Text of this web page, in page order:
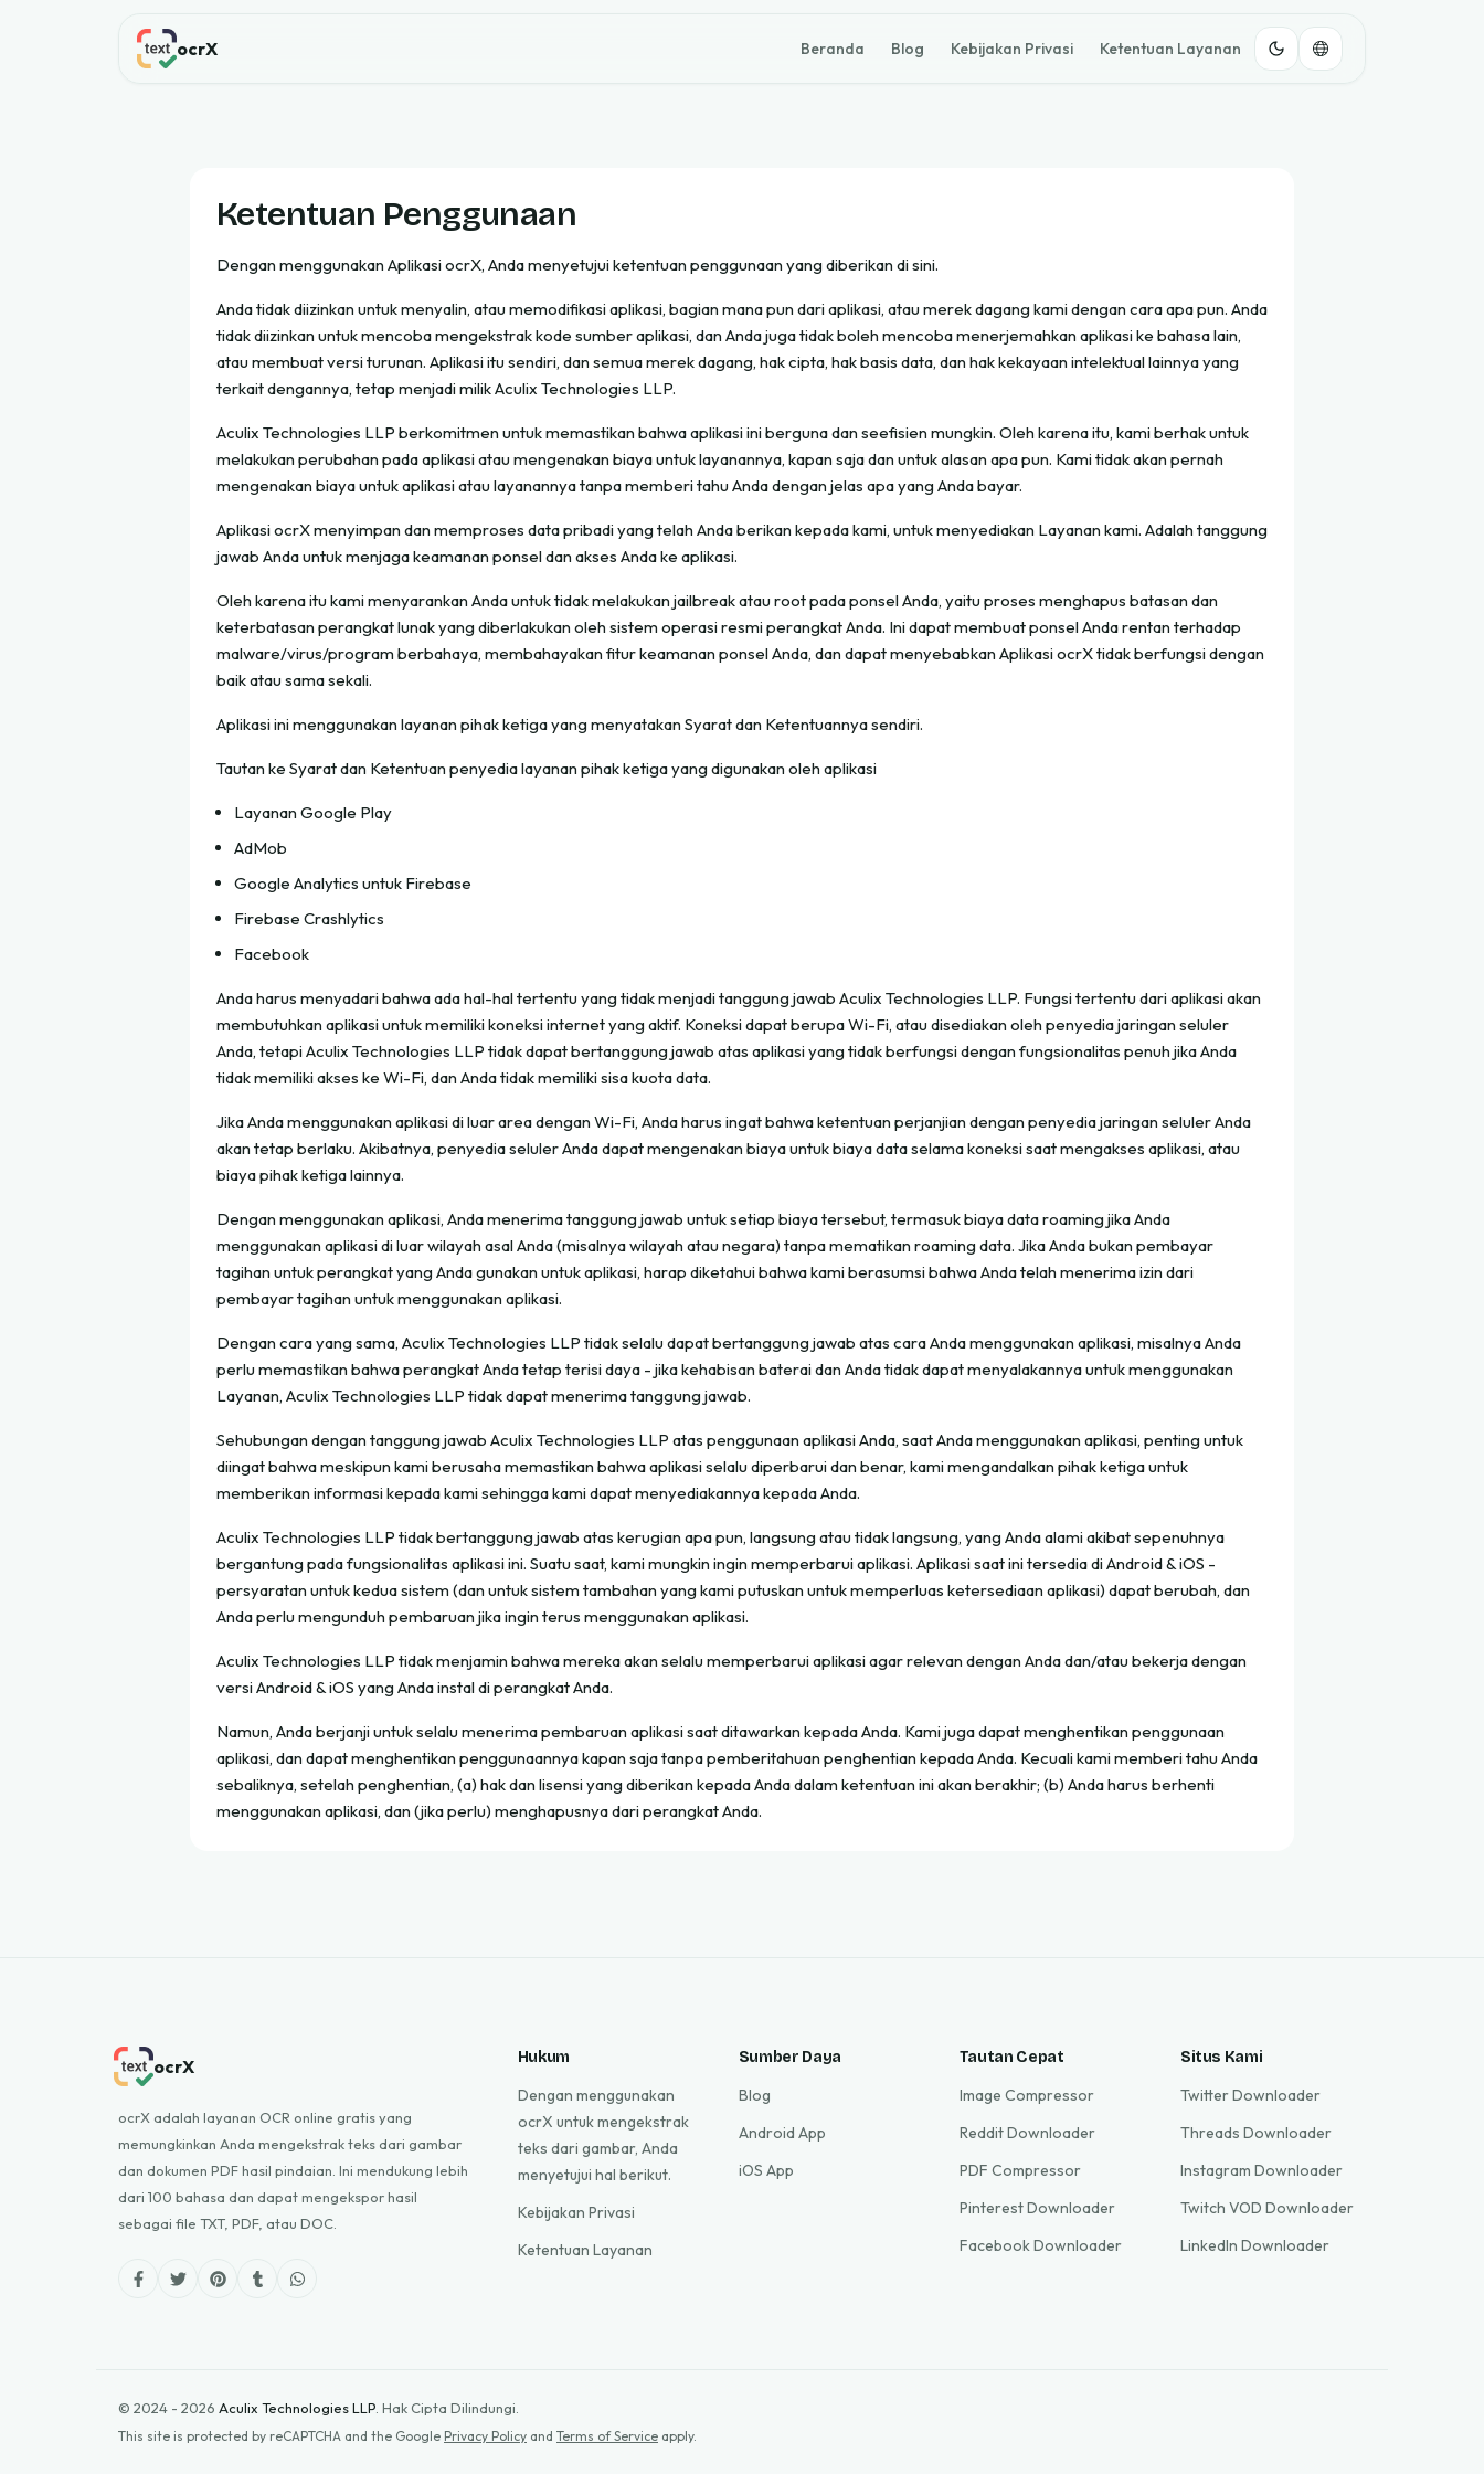
ocrX Beranda Blog Kebijakan Privasi Ketentuan Layanan
Ketentuan Penggunaan
Dengan menggunakan Aplikasi ocrX, Anda menyetujui ketentuan penggunaan yang diberikan di sini.
Anda tidak diizinkan untuk menyalin, atau memodifikasi aplikasi, bagian mana pun dari aplikasi, atau merek dagang kami dengan cara apa pun. Anda
tidak diizinkan untuk mencoba mengekstrak kode sumber aplikasi, dan Anda juga tidak boleh mencoba menerjemahkan aplikasi ke bahasa lain,
atau membuat versi turunan. Aplikasi itu sendiri, dan semua merek dagang, hak cipta, hak basis data, dan hak kekayaan intelektual lainnya yang
terkait dengannya, tetap menjadi milik Aculix Technologies LLP.
Aculix Technologies LLP berkomitmen untuk memastikan bahwa aplikasi ini berguna dan seefisien mungkin. Oleh karena itu, kami berhak untuk
melakukan perubahan pada aplikasi atau mengenakan biaya untuk layanannya, kapan saja dan untuk alasan apa pun. Kami tidak akan pernah
mengenakan biaya untuk aplikasi atau layanannya tanpa memberi tahu Anda dengan jelas apa yang Anda bayar.
Aplikasi ocrX menyimpan dan memproses data pribadi yang telah Anda berikan kepada kami, untuk menyediakan Layanan kami. Adalah tanggung
jawab Anda untuk menjaga keamanan ponsel dan akses Anda ke aplikasi.
Oleh karena itu kami menyarankan Anda untuk tidak melakukan jailbreak atau root pada ponsel Anda, yaitu proses menghapus batasan dan
keterbatasan perangkat lunak yang diberlakukan oleh sistem operasi resmi perangkat Anda. Ini dapat membuat ponsel Anda rentan terhadap
malware/virus/program berbahaya, membahayakan fitur keamanan ponsel Anda, dan dapat menyebabkan Aplikasi ocrX tidak berfungsi dengan
baik atau sama sekali.
Aplikasi ini menggunakan layanan pihak ketiga yang menyatakan Syarat dan Ketentuannya sendiri.
Tautan ke Syarat dan Ketentuan penyedia layanan pihak ketiga yang digunakan oleh aplikasi
Layanan Google Play
AdMob
Google Analytics untuk Firebase
Firebase Crashlytics
Facebook
Anda harus menyadari bahwa ada hal-hal tertentu yang tidak menjadi tanggung jawab Aculix Technologies LLP. Fungsi tertentu dari aplikasi akan
membutuhkan aplikasi untuk memiliki koneksi internet yang aktif. Koneksi dapat berupa Wi-Fi, atau disediakan oleh penyedia jaringan seluler
Anda, tetapi Aculix Technologies LLP tidak dapat bertanggung jawab atas aplikasi yang tidak berfungsi dengan fungsionalitas penuh jika Anda
tidak memiliki akses ke Wi-Fi, dan Anda tidak memiliki sisa kuota data.
Jika Anda menggunakan aplikasi di luar area dengan Wi-Fi, Anda harus ingat bahwa ketentuan perjanjian dengan penyedia jaringan seluler Anda
akan tetap berlaku. Akibatnya, penyedia seluler Anda dapat mengenakan biaya untuk biaya data selama koneksi saat mengakses aplikasi, atau
biaya pihak ketiga lainnya.
Dengan menggunakan aplikasi, Anda menerima tanggung jawab untuk setiap biaya tersebut, termasuk biaya data roaming jika Anda
menggunakan aplikasi di luar wilayah asal Anda (misalnya wilayah atau negara) tanpa mematikan roaming data. Jika Anda bukan pembayar
tagihan untuk perangkat yang Anda gunakan untuk aplikasi, harap diketahui bahwa kami berasumsi bahwa Anda telah menerima izin dari
pembayar tagihan untuk menggunakan aplikasi.
Dengan cara yang sama, Aculix Technologies LLP tidak selalu dapat bertanggung jawab atas cara Anda menggunakan aplikasi, misalnya Anda
perlu memastikan bahwa perangkat Anda tetap terisi daya - jika kehabisan baterai dan Anda tidak dapat menyalakannya untuk menggunakan
Layanan, Aculix Technologies LLP tidak dapat menerima tanggung jawab.
Sehubungan dengan tanggung jawab Aculix Technologies LLP atas penggunaan aplikasi Anda, saat Anda menggunakan aplikasi, penting untuk
diingat bahwa meskipun kami berusaha memastikan bahwa aplikasi selalu diperbarui dan benar, kami mengandalkan pihak ketiga untuk
memberikan informasi kepada kami sehingga kami dapat menyediakannya kepada Anda.
Aculix Technologies LLP tidak bertanggung jawab atas kerugian apa pun, langsung atau tidak langsung, yang Anda alami akibat sepenuhnya
bergantung pada fungsionalitas aplikasi ini. Suatu saat, kami mungkin ingin memperbarui aplikasi. Aplikasi saat ini tersedia di Android & iOS -
persyaratan untuk kedua sistem (dan untuk sistem tambahan yang kami putuskan untuk memperluas ketersediaan aplikasi) dapat berubah, dan
Anda perlu mengunduh pembaruan jika ingin terus menggunakan aplikasi.
Aculix Technologies LLP tidak menjamin bahwa mereka akan selalu memperbarui aplikasi agar relevan dengan Anda dan/atau bekerja dengan
versi Android & iOS yang Anda instal di perangkat Anda.
Namun, Anda berjanji untuk selalu menerima pembaruan aplikasi saat ditawarkan kepada Anda. Kami juga dapat menghentikan penggunaan
aplikasi, dan dapat menghentikan penggunaannya kapan saja tanpa pemberitahuan penghentian kepada Anda. Kecuali kami memberi tahu Anda
sebaliknya, setelah penghentian, (a) hak dan lisensi yang diberikan kepada Anda dalam ketentuan ini akan berakhir; (b) Anda harus berhenti
menggunakan aplikasi, dan (jika perlu) menghapusnya dari perangkat Anda.
ocrX
ocrX adalah layanan OCR online gratis yang
memungkinkan Anda mengekstrak teks dari gambar
dan dokumen PDF hasil pindaian. Ini mendukung lebih
dari 100 bahasa dan dapat mengekspor hasil
sebagai file TXT, PDF, atau DOC.
Hukum
Dengan menggunakan
ocrX untuk mengekstrak
teks dari gambar, Anda
menyetujui hal berikut.
Kebijakan Privasi
Ketentuan Layanan
Sumber Daya
Blog
Android App
iOS App
Tautan Cepat
Image Compressor
Reddit Downloader
PDF Compressor
Pinterest Downloader
Facebook Downloader
Situs Kami
Twitter Downloader
Threads Downloader
Instagram Downloader
Twitch VOD Downloader
LinkedIn Downloader
© 2024 - 2026 Aculix Technologies LLP Hak Cipta Dilindungi.
This site is protected by reCAPTCHA and the Google Privacy Policy and Terms of Service apply.